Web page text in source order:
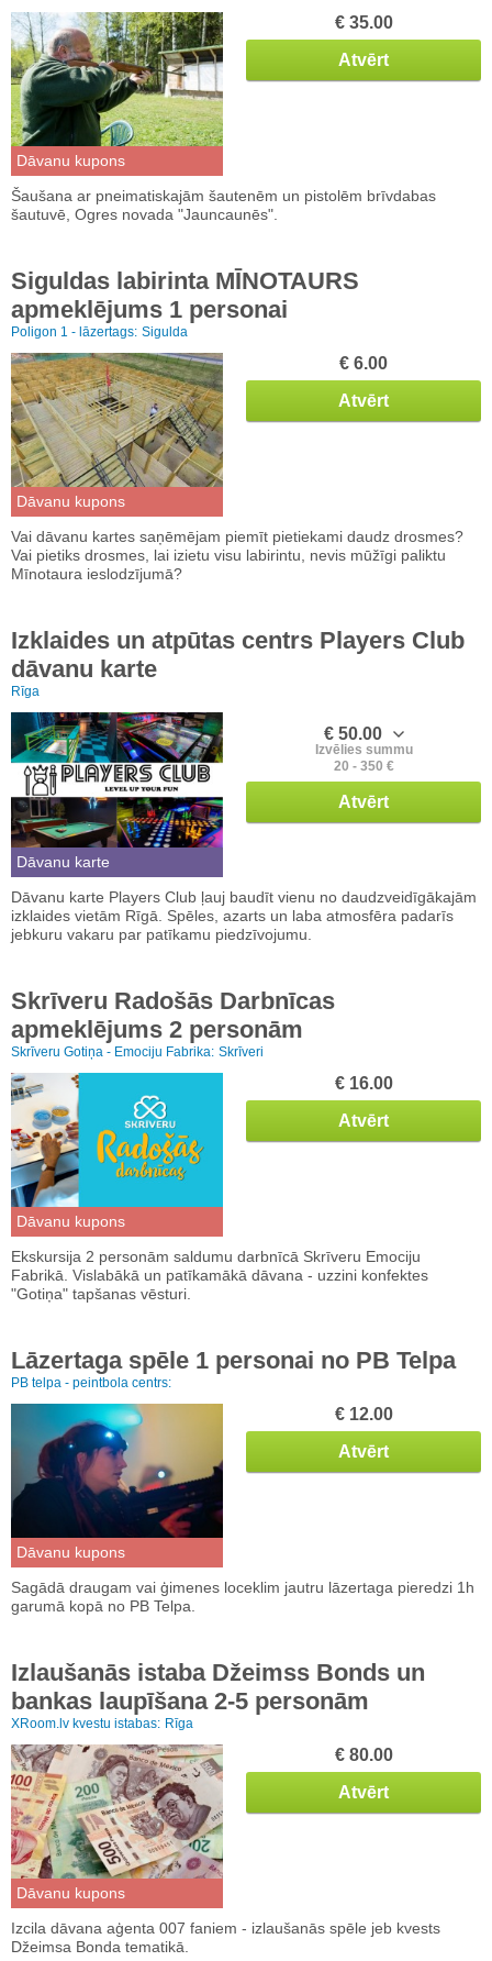
Dāvanu kupons
€ 35.00
Atvērt
Šaušana ar pneimatiskajām šautenēm un pistolēm brīvdabas
šautuvē, Ogres novada "Jauncaunēs".
Siguldas labirinta MĪNOTAURS
apmeklējums 1 personai
Poligon 1 - lāzertags: Sigulda
Dāvanu kupons
€ 6.00
Atvērt
Vai dāvanu kartes saņēmējam piemīt pietiekami daudz drosmes?
Vai pietiks drosmes, lai izietu visu labirintu, nevis mūžīgi paliktu
Mīnotaura ieslodzījumā?
Izklaides un atpūtas centrs Players Club
dāvanu karte
Rīga
Dāvanu karte
€ 50.00
Izvēlies summu
20 - 350 €
Atvērt
Dāvanu karte Players Club ļauj baudīt vienu no daudzveidīgākajām
izklaides vietām Rīgā. Spēles, azarts un laba atmosfēra padarīs
jebkuru vakaru par patīkamu piedzīvojumu.
Skrīveru Radošās Darbnīcas
apmeklējums 2 personām
Skrīveru Gotiņa - Emociju Fabrika: Skrīveri
Dāvanu kupons
€ 16.00
Atvērt
Ekskursija 2 personām saldumu darbnīcā Skrīveru Emociju
Fabrikā. Vislabākā un patīkamākā dāvana - uzzini konfektes
"Gotiņa" tapšanas vēsturi.
Lāzertaga spēle 1 personai no PB Telpa
PB telpa - peintbola centrs:
Dāvanu kupons
€ 12.00
Atvērt
Sagādā draugam vai ģimenes loceklim jautru lāzertaga pieredzi 1h
garumā kopā no PB Telpa.
Izlaušanās istaba Džeimss Bonds un
bankas laupīšana 2-5 personām
XRoom.lv kvestu istabas: Rīga
Dāvanu kupons
€ 80.00
Atvērt
Izcila dāvana aģenta 007 faniem - izlaušanās spēle jeb kvests
Džeimsa Bonda tematikā.